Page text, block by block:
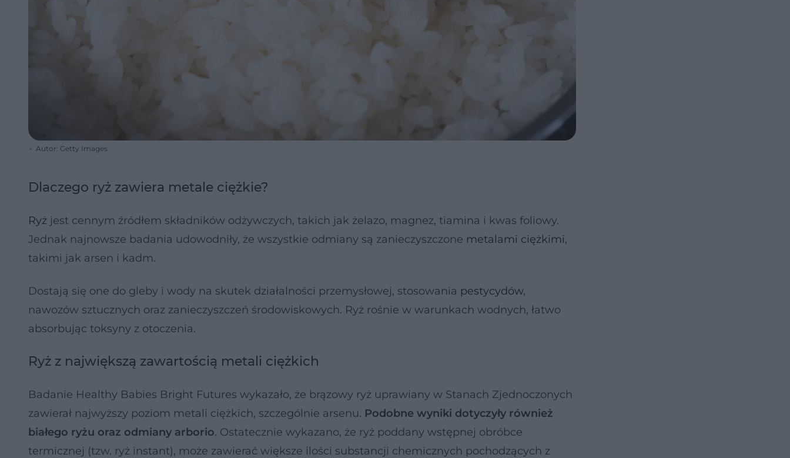
Autor: Getty Images
Dlaczego ryż zawiera metale ciężkie?
Ryż jest cennym źródłem składników odżywczych, takich jak żelazo, magnez, tiamina i kwas foliowy.
Jednak najnowsze badania udowodniły, że wszystkie odmiany są zanieczyszczone metalami ciężkimi,
takimi jak arsen i kadm.
Dostają się one do gleby i wody na skutek działalności przemysłowej, stosowania pestycydów,
nawozów sztucznych oraz zanieczyszczeń środowiskowych. Ryż rośnie w warunkach wodnych, łatwo
absorbując toksyny z otoczenia.
Ryż z największą zawartością metali ciężkich
Badanie Healthy Babies Bright Futures wykazało, że brązowy ryż uprawiany w Stanach Zjednoczonych
zawierał najwyższy poziom metali ciężkich, szczególnie arsenu. Podobne wyniki dotyczyły również
białego ryżu oraz odmiany arborio. Ostatecznie wykazano, że ryż poddany wstępnej obróbce
termicznej (tzw. ryż instant), może zawierać większe ilości substancji chemicznych pochodzących z